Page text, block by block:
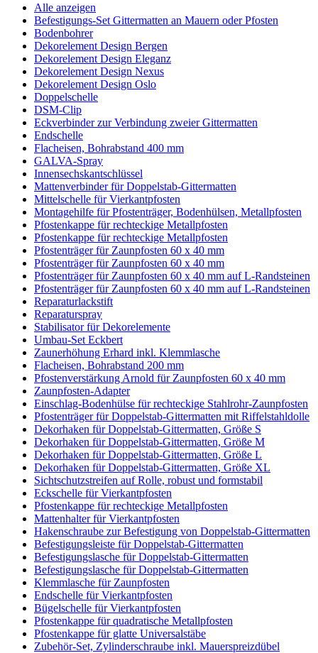
Alle anzeigen
Befestigungs-Set Gittermatten an Mauern oder Pfosten
Bodenbohrer
Dekorelement Design Bergen
Dekorelement Design Eleganz
Dekorelement Design Nexus
Dekorelement Design Oslo
Doppelschelle
DSM-Clip
Eckverbinder zur Verbindung zweier Gittermatten
Endschelle
Flacheisen, Bohrabstand 400 mm
GALVA-Spray
Innensechskantschlüssel
Mattenverbinder für Doppelstab-Gittermatten
Mittelschelle für Vierkantpfosten
Montagehilfe für Pfostenträger, Bodenhülsen, Metallpfosten
Pfostenkappe für rechteckige Metallpfosten
Pfostenkappe für rechteckige Metallpfosten
Pfostenträger für Zaunpfosten 60 x 40 mm
Pfostenträger für Zaunpfosten 60 x 40 mm
Pfostenträger für Zaunpfosten 60 x 40 mm auf L-Randsteinen
Pfostenträger für Zaunpfosten 60 x 40 mm auf L-Randsteinen
Reparaturlackstift
Reparaturspray
Stabilisator für Dekorelemente
Umbau-Set Eckbert
Zaunerhöhung Erhard inkl. Klemmlasche
Flacheisen, Bohrabstand 200 mm
Pfostenverstärkung Arnold für Zaunpfosten 60 x 40 mm
Zaunpfosten-Adapter
Einschlag-Bodenhülse für rechteckige Stahlrohr-Zaunpfosten
Pfostenträger für Doppelstab-Gittermatten mit Riffelstahldolle
Dekorhaken für Doppelstab-Gittermatten, Größe S
Dekorhaken für Doppelstab-Gittermatten, Größe M
Dekorhaken für Doppelstab-Gittermatten, Größe L
Dekorhaken für Doppelstab-Gittermatten, Größe XL
Sichtschutzstreifen auf Rolle, robust und formstabil
Eckschelle für Vierkantpfosten
Pfostenkappe für rechteckige Metallpfosten
Mattenhalter für Vierkantpfosten
Hakenschraube zur Befestigung von Doppelstab-Gittermatten
Befestigungsleiste für Doppelstab-Gittermatten
Befestigungslasche für Doppelstab-Gittermatten
Befestigungslasche für Doppelstab-Gittermatten
Klemmlasche für Zaunpfosten
Endschelle für Vierkantpfosten
Bügelschelle für Vierkantpfosten
Pfostenkappe für quadratische Metallpfosten
Pfostenkappe für glatte Universalstäbe
Zubehör-Set, Zylinderschraube inkl. Mauerspreizdübel